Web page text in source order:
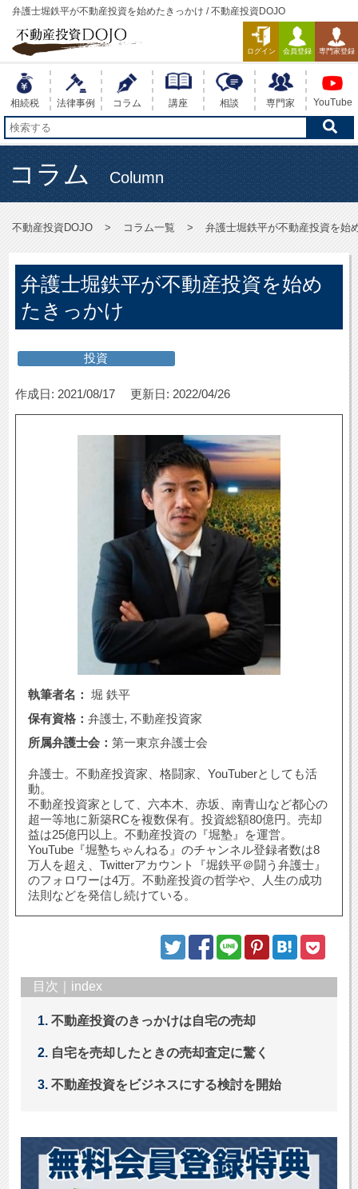
弁護士堀鉄平が不動産投資を始めたきっかけ / 不動産投資DOJO
ログイン 会員登録 専門家登録
相続税 法律事例 コラム 講座 相談 専門家 YouTube
コラム Column
不動産投資DOJO コラム一覧 弁護士堀鉄平が不動産投資を始
弁護士堀鉄平が不動産投資を始め
たきっかけ
投資
作成日: 2021/08/17 更新日: 2022/04/26
執筆者名： 堀 鉄平
保有資格： 弁護士, 不動産投資家
所属弁護士会： 第一東京弁護士会
弁護士。不動産投資家、格闘家、YouTuberとしても活
動。
不動産投資家として、六本木、赤坂、南青山など都心の
超一等地に新築RCを複数保有。投資総額80億円。売却
益は25億円以上。不動産投資の『堀塾』を運営。
YouTube『堀塾ちゃんねる』のチャンネル登録者数は8
万人を超え、Twitterアカウント『堀鉄平＠闘う弁護士』
のフォロワーは4万。不動産投資の哲学や、人生の成功
法則などを発信し続けている。
目次｜index
不動産投資のきっかけは自宅の売却
自宅を売却したときの売却査定に驚く
不動産投資をビジネスにする検討を開始